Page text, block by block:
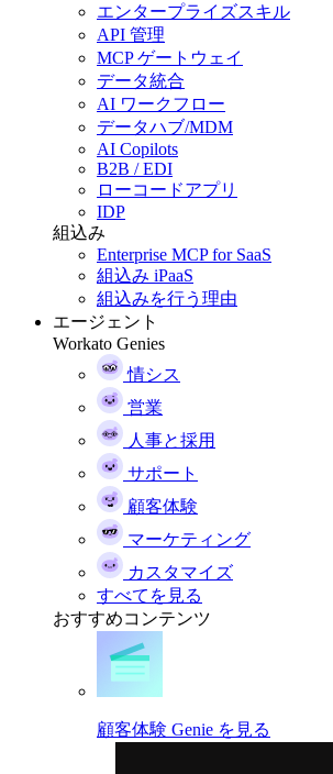
エンタープライズスキル
API 管理
MCP ゲートウェイ
データ統合
AI ワークフロー
データハブ/MDM
AI Copilots
B2B / EDI
ローコードアプリ
IDP
組込み
Enterprise MCP for SaaS
組込み iPaaS
組込みを行う理由
エージェント
Workato Genies
情シス
営業
人事と採用
サポート
顧客体験
マーケティング
カスタマイズ
すべてを見る
おすすめコンテンツ
顧客体験 Genie を見る